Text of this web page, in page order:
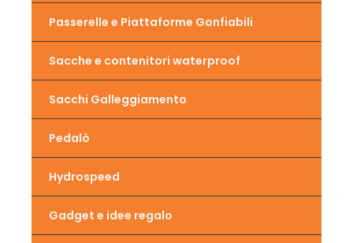
Passerelle e Piattaforme Gonfiabili
Sacche e contenitori waterproof
Sacchi Galleggiamento
Pedalò
Hydrospeed
Gadget e idee regalo